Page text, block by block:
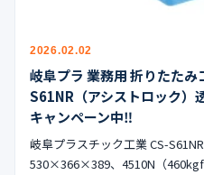
2026.02.02
岐阜プラ 業務用 折りたたみ
S61NR（アシストロック）
キャンペーン中‼︎
岐阜プラスチック工業 CS-
530×366×389、4510N（